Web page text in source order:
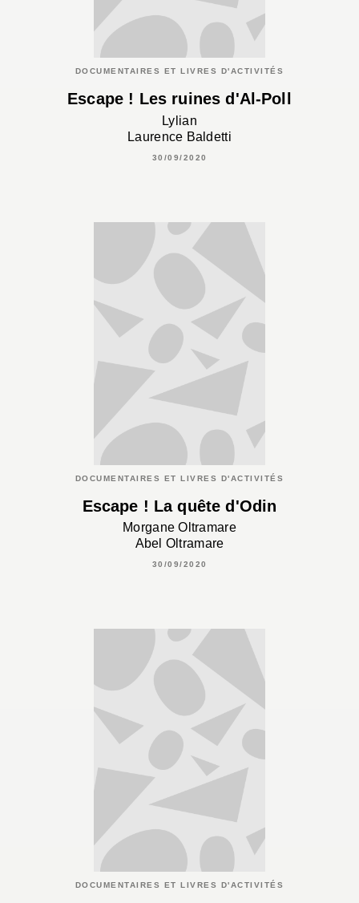
DOCUMENTAIRES ET LIVRES D'ACTIVITÉS
Escape ! Les ruines d'Al-Poll
Lylian
Laurence Baldetti
30/09/2020
DOCUMENTAIRES ET LIVRES D'ACTIVITÉS
Escape ! La quête d'Odin
Morgane Oltramare
Abel Oltramare
30/09/2020
DOCUMENTAIRES ET LIVRES D'ACTIVITÉS